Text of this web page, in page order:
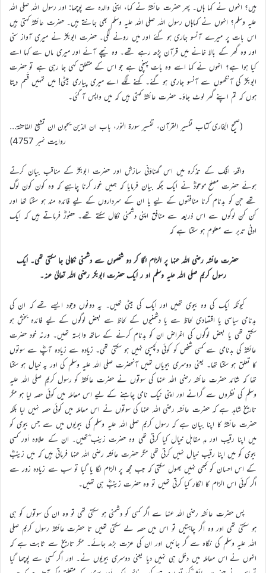
ہیں؟ انہوں نے کہا ہاں۔ پھر حضرت عائشہؓ نے کہا، اپنی والدہ سے پوچھا: اور رسول اللہ صلی اللہ
علیہ وسلم؟ انہوں نے کہاہاں رسول اللہ صلی اللہ علیہ وسلم بھی جانتے ہیں۔ حضرت عائشہؓ کہتی ہیں
اس بات پر میرے آنسو جاری ہو گئے اور میں رونے لگی۔ حضرت ابوبکرؓ نے میری آواز سنی
اور وہ گھر کے بالا خانے میں قرآن پڑھ رہے تھے۔ وہ نیچے آئے اور میری ماں سے کہا اسے
کیا ہوا ہے؟ انہوں نے کہا اسے وہ بات پہنچی ہے جو اس کے متعلق کہی جا رہی ہے تو حضرت
ابوبکرؓ کی آنکھوں سے آنسو جاری ہو گئے۔ کہنے لگے اے میری پیاری بیٹی! میں تمہیں قَسم دیتا
ہوں کہ تم اپنے گھر لوٹ جاؤ۔ حضرت عائشہؓ کہتی ہیں کہ میں واپس آ گئی۔
(صحیح البخاری کتاب تفسیر القرآن، تفسیر سورۃ النور، باب ان الذین یحبون ان تشیع الفاحشۃ…
روایت نمبر 4757)
واقعۂ افک کے تذکرہ میں اس گھناؤنی سازش اور حضرت ابوبکرؓ کے مناقب بیان کرتے
ہوئے حضرت مصلح موعودؓ نے ایک جگہ بیان فرمایا کہ ہمیں غور کرنا چاہیے کہ وہ کون کون لوگ
تھے جن کو بدنام کرنا منافقوں کے لیے یا ان کے سرداروں کے لیے فائدہ مند ہو سکتا تھا اور
کن کن لوگوں سے اس ذریعہ سے منافق اپنی دشمنی نکال سکتے تھے۔ حضورؓ فرماتے ہیں کہ ایک
ادنیٰ تدبر سے معلوم ہو سکتا ہے کہ
حضرت عائشہ رضی اللہ عنہا پر الزام لگا کر دو شخصوں سے دشمنی نکالی جا سکتی تھی۔ ایک
رسول کریم صلی اللہ علیہ وسلم او ر ایک حضرت ابوبکر رضی اللہ تعالیٰ عنہ۔
کیونکہ ایک کی وہ بیوی تھیں اور ایک کی بیٹی تھیں۔ یہ دونوں وجود ایسے تھے کہ ان کی
بدنامی سیاسی یا اقتصادی لحاظ سے یا دشمنیوں کے لحاظ سے بعض لوگوں کے لیے فائدہ بخش ہو
سکتی تھی یا بعض لوگوں کی اغراض ان کو بدنام کرنے کے ساتھ وابستہ تھیں۔ ورنہ خود حضرت
عائشہؓ کی بدنامی سے کسی شخص کو کوئی دلچسپی نہیں ہو سکتی تھی۔ زیادہ سے زیادہ آپؓ سے سوتوں
کا تعلق ہو سکتا تھا۔ یعنی دوسری بیویاں تھیں آنحضرت صلی اللہ علیہ وسلم کی اور یہ خیال ہو سکتا
تھا کہ شائد حضرت عائشہ رضی اللہ عنہا کی سوتوں نے حضرت عائشہؓ کو رسول کریم صلی اللہ علیہ
وسلم کی نظروں سے گرانے اور اپنی نیک نامی چاہنے کے لیے اس معاملہ میں کوئی حصہ لیا ہو مگر
تاریخ شاہد ہے کہ حضرت عائشہ رضی اللہ عنہا کی سوتوں نے اس معاملہ میں کوئی حصہ نہیں لیا بلکہ
حضرت عائشہؓ کا اپنا بیان ہے کہ رسول کریم صلی اللہ علیہ وسلم کی بیویوں میں سے جس بیوی کو
میں اپنا رقیب اور مدِ مقابل خیال کیا کرتی تھی وہ حضرت زینب ؓتھیں۔ ان کے علاوہ اَور کسی
بیوی کو میں اپنا رقیب خیال نہیں کرتی تھی مگر حضرت عائشہ رضی اللہ عنہا فرماتی ہیں کہ میں زینبؓ
کے اس احسان کو کبھی نہیں بھول سکتی کہ جب مجھ پر الزام لگا یا گیا تو سب سے زیادہ زور سے
اگر کوئی اس الزام کا انکار کیا کرتی تھیں تو وہ حضرت زینبؓ ہی تھیں۔
پس حضرت عائشہ رضی اللہ عنہا سے اگر کسی کو دشمنی ہو سکتی تھی تو وہ ان کی سوتوں کو ہی
ہو سکتی تھی اور وہ اگر چاہتیں تو اس میں حصہ لے سکتی تھیں تا حضرت عائشہؓ رسول کریم صلی
اللہ علیہ وسلم کی نگاہ سے گر جائیں اور ان کی عزت بڑھ جائے۔ مگر تاریخ سے ثابت ہے کہ
انہوں نے اس معاملہ میں دخل ہی نہیں دیا یعنی دوسری بیویوں نے۔ اور اگر کسی سے پوچھا گیا